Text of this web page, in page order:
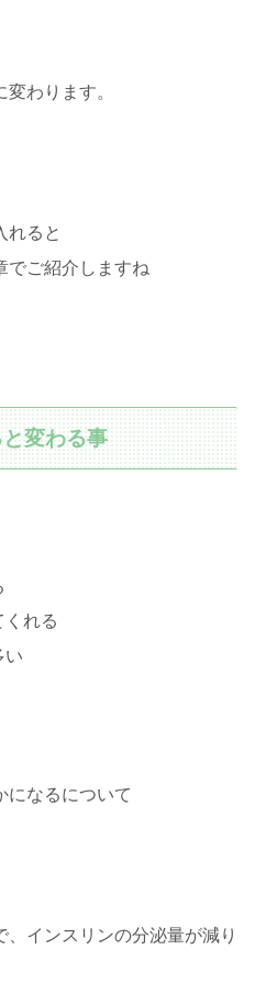
わります。
れると
でご紹介しますね
変わる事
くれる
い
になるについて
インスリンの分泌量が減り